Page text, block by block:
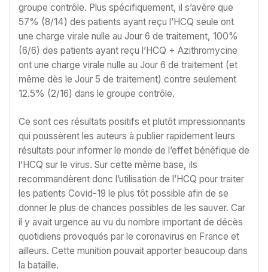
groupe contrôle. Plus spécifiquement, il s’avère que
57% (8/14) des patients ayant reçu l’HCQ seule ont
une charge virale nulle au Jour 6 de traitement, 100%
(6/6) des patients ayant reçu l’HCQ + Azithromycine
ont une charge virale nulle au Jour 6 de traitement (et
même dès le Jour 5 de traitement) contre seulement
12.5% (2/16) dans le groupe contrôle.
Ce sont ces résultats positifs et plutôt impressionnants
qui poussèrent les auteurs à publier rapidement leurs
résultats pour informer le monde de l’effet bénéfique de
l’HCQ sur le virus. Sur cette même base, ils
recommandèrent donc l’utilisation de l’HCQ pour traiter
les patients Covid-19 le plus tôt possible afin de se
donner le plus de chances possibles de les sauver. Car
il y avait urgence au vu du nombre important de décès
quotidiens provoqués par le coronavirus en France et
ailleurs. Cette munition pouvait apporter beaucoup dans
la bataille.